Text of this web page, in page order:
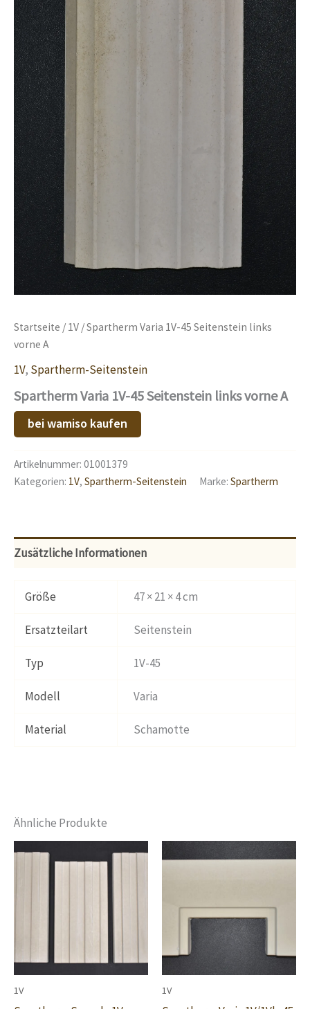
Startseite / 1V / Spartherm Varia 1V-45 Seitenstein links
vorne A
1V, Spartherm-Seitenstein
Spartherm Varia 1V-45 Seitenstein links vorne A
bei wamiso kaufen
Artikelnummer: 01001379
Kategorien: 1V, Spartherm-Seitenstein Marke: Spartherm
Zusätzliche Informationen
Größe 47 × 21 × 4 cm
Ersatzteilart Seitenstein
Typ 1V-45
Modell Varia
Material Schamotte
Ähnliche Produkte
1V 1V